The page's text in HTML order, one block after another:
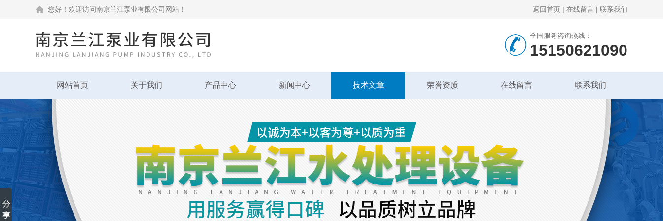
您好！欢迎访问南京兰江泵业有限公司网站！ 返回首页 | 在线留言 | 联系我们
全国服务咨询热线：
15150621090
网站首页 关于我们 产品中心 新闻中心 技术文章 荣誉资质 在线留言 联系我们